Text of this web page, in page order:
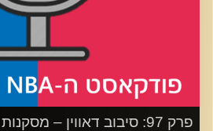
את הרוסטר, איך פיניקס מתעלה בלי
עידן לוצקי
פרק 97: סיבוב דאווין –